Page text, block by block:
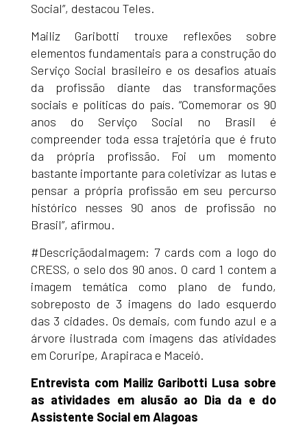
Social”, destacou Teles.
Mailiz Garibotti trouxe reflexões sobre
elementos fundamentais para a construção do
Serviço Social brasileiro e os desafios atuais
da profissão diante das transformações
sociais e políticas do país. “Comemorar os 90
anos do Serviço Social no Brasil é
compreender toda essa trajetória que é fruto
da própria profissão. Foi um momento
bastante importante para coletivizar as lutas e
pensar a própria profissão em seu percurso
histórico nesses 90 anos de profissão no
Brasil”, afirmou.
#DescriçãodaImagem: 7 cards com a logo do
CRESS, o selo dos 90 anos. O card 1 contem a
imagem temática como plano de fundo,
sobreposto de 3 imagens do lado esquerdo
das 3 cidades. Os demais, com fundo azul e a
árvore ilustrada com imagens das atividades
em Coruripe, Arapiraca e Maceió.
Entrevista com Mailiz Garibotti Lusa sobre
as atividades em alusão ao Dia da e do
Assistente Social em Alagoas